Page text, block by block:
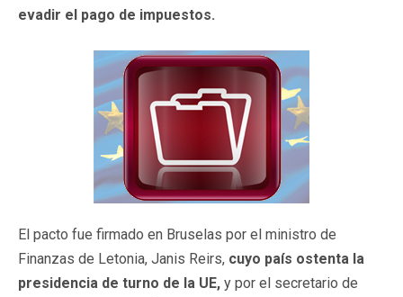
evadir el pago de impuestos.
El pacto fue firmado en Bruselas por el ministro de
Finanzas de Letonia, Janis Reirs, cuyo país ostenta la
presidencia de turno de la UE, y por el secretario de